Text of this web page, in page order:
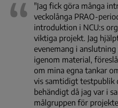
"Jag fick göra många
veckolånga PRAO-
introduktion i NCU:s
viktiga projekt. Jag
evenemang i
igenom material,
om mina egna tankar
vis samtidigt testpublik
behändigt då jag var i
målgruppen för